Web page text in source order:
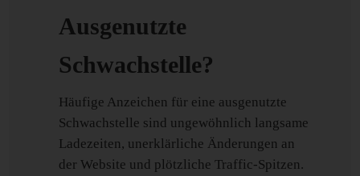
Ausgenutzte
Schwachstelle?
Häufige Anzeichen für eine ausgenutzte
Schwachstelle sind ungewöhnlich langsame
Ladezeiten, unerklärliche Änderungen an
der Website und plötzliche Traffic-Spitzen.